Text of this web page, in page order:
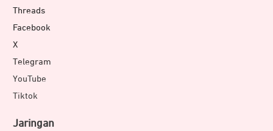
Threads
Facebook
X
Telegram
YouTube
Tiktok
Jaringan